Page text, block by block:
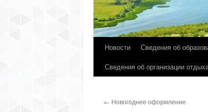
Перейти
Новости Сведения об
Сведения об организации
← Новогоднее оформление